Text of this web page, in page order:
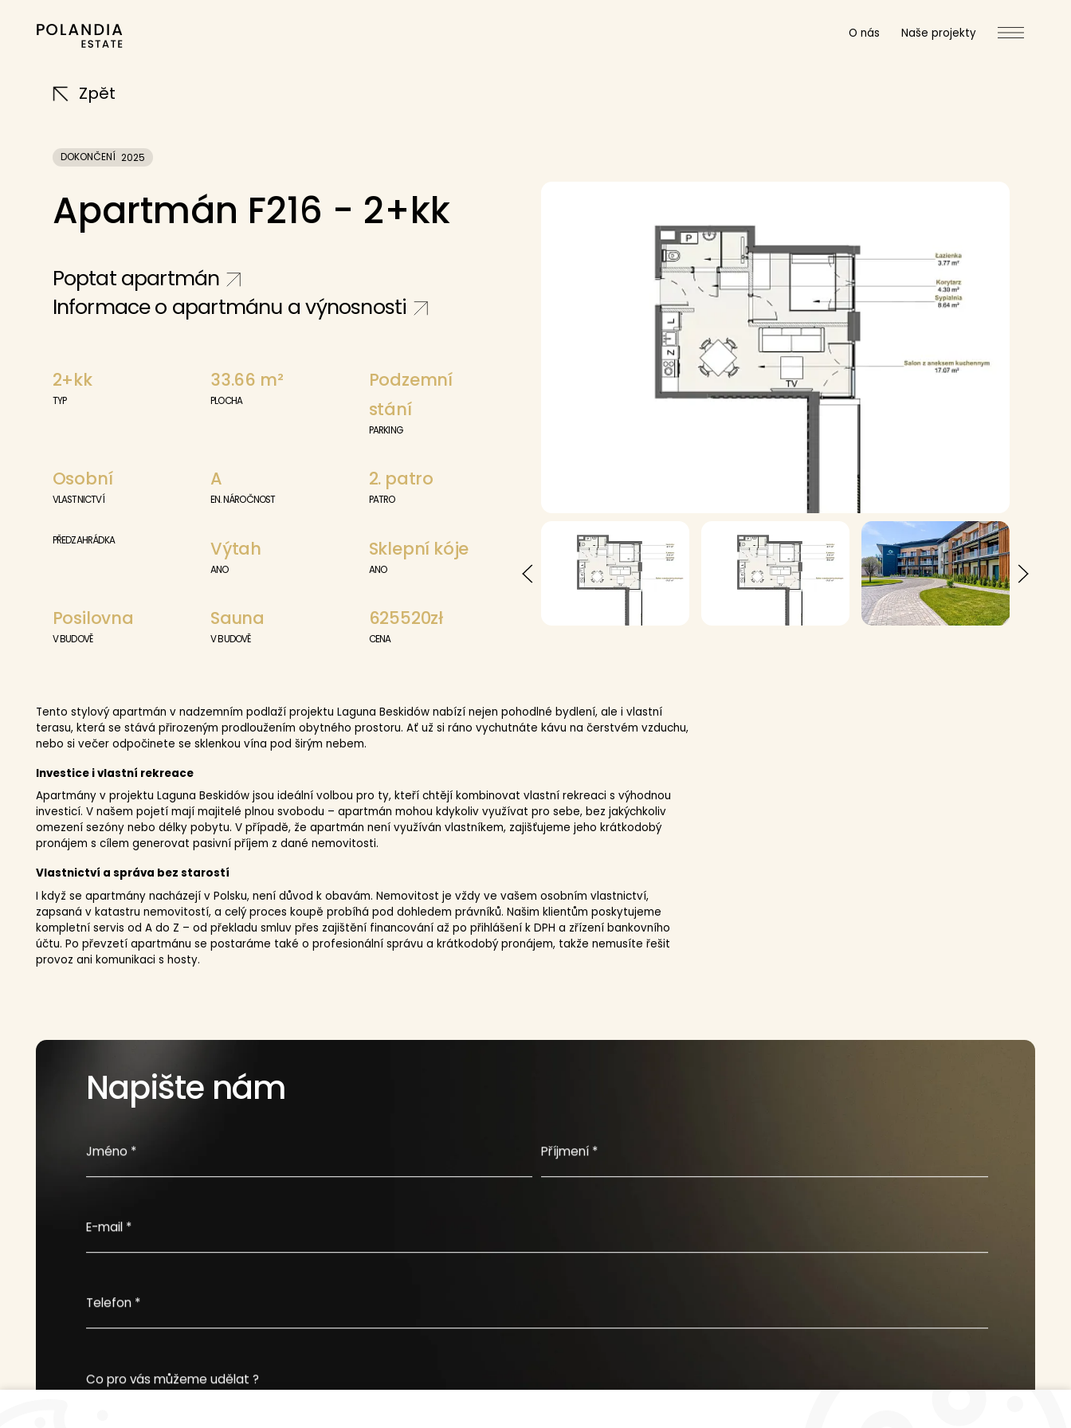
O nás Naše projekty
Zpět
DOKONČENÍ 2025
Apartmán F216 - 2+kk
Poptat apartmán
Informace o apartmánu a výnosnosti
2+kk
TYP
33.66 m²
PLOCHA
Podzemní
stání
PARKING
Osobní
VLASTNICTVÍ
A
EN. NÁROČNOST
2. patro
PATRO
PŘEDZAHRÁDKA Výtah
ANO
Sklepní kóje
ANO
Posilovna
V BUDOVĚ
Sauna
V BUDOVĚ
625520zł
CENA
Tento stylový apartmán v nadzemním podlaží projektu Laguna Beskidów nabízí nejen pohodlné bydlení, ale i vlastní
terasu, která se stává přirozeným prodloužením obytného prostoru. Ať už si ráno vychutnáte kávu na čerstvém vzduchu,
nebo si večer odpočinete se sklenkou vína pod širým nebem.
Investice i vlastní rekreace
Apartmány v projektu Laguna Beskidów jsou ideální volbou pro ty, kteří chtějí kombinovat vlastní rekreaci s výhodnou
investicí. V našem pojetí mají majitelé plnou svobodu – apartmán mohou kdykoliv využívat pro sebe, bez jakýchkoliv
omezení sezóny nebo délky pobytu. V případě, že apartmán není využíván vlastníkem, zajišťujeme jeho krátkodobý
pronájem s cílem generovat pasivní příjem z dané nemovitosti.
Vlastnictví a správa bez starostí
I když se apartmány nacházejí v Polsku, není důvod k obavám. Nemovitost je vždy ve vašem osobním vlastnictví,
zapsaná v katastru nemovitostí, a celý proces koupě probíhá pod dohledem právníků. Našim klientům poskytujeme
kompletní servis od A do Z – od překladu smluv přes zajištění financování až po přihlášení k DPH a zřízení bankovního
účtu. Po převzetí apartmánu se postaráme také o profesionální správu a krátkodobý pronájem, takže nemusíte řešit
provoz ani komunikaci s hosty.
Napište nám
Jméno * Příjmení *
E-mail *
Telefon *
Co pro vás můžeme udělat ?